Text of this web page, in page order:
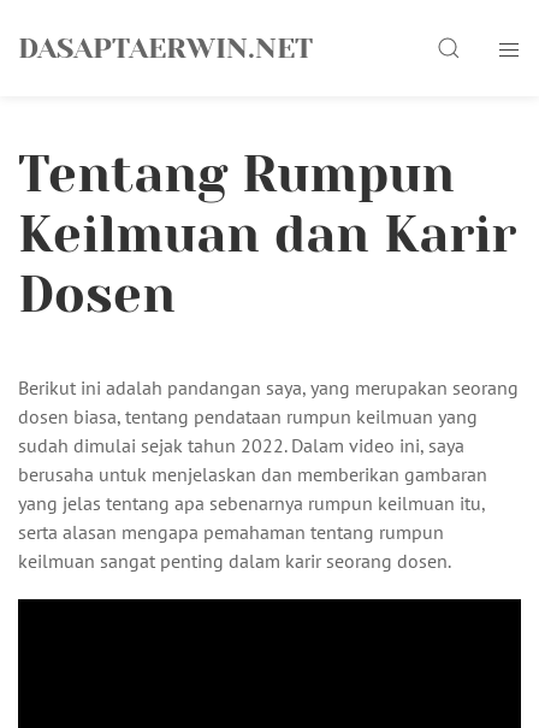
DASAPTAERWIN.NET Search
Tentang Rumpun
Keilmuan dan Karir
Dosen
Berikut ini adalah pandangan saya, yang merupakan seorang
dosen biasa, tentang pendataan rumpun keilmuan yang
sudah dimulai sejak tahun 2022. Dalam video ini, saya
berusaha untuk menjelaskan dan memberikan gambaran
yang jelas tentang apa sebenarnya rumpun keilmuan itu,
serta alasan mengapa pemahaman tentang rumpun
keilmuan sangat penting dalam karir seorang dosen.